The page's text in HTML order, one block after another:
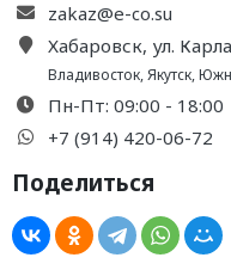
zakaz@e-co.su
Хабаровск, ул.
Владивосток,Якутск,
Пн-Пт: 09:00 - 18:00
+7 (914) 420-06-72
Поделиться